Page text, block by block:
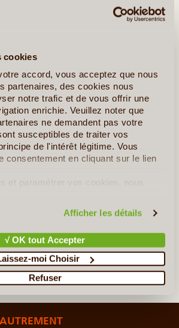
cookies
accord, vous acceptez que nous
partenaires, des cookies nous
notre trafic et de vous offrir une
enrichie. Veuillez noter que
ne demandent pas votre
susceptibles de traiter vos
de l'intérêt légitime. Vous
consentement en cliquant sur le lien
et paramétrer vos cookies, nous
Afficher les détails
√ OK tout Accepter
moi Choisir
Refuser
de Doha avec notre forfait 2 nuits et 3
culturelle et aventure. Plongez dans
avec une visite captivante de la ville, plongez
lors d'un safari et (...)
En détail ≻
Forfait 4 Jours - 3 Nuits
Forfait 5 Jours - 4 Nuits
Tous les circuits au Qatar»